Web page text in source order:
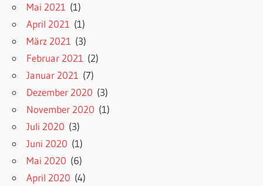
Mai 2021 (1)
April 2021 (1)
März 2021 (3)
Februar 2021 (2)
Januar 2021 (7)
Dezember 2020 (3)
November 2020 (1)
Juli 2020 (3)
Juni 2020 (1)
Mai 2020 (6)
April 2020 (4)